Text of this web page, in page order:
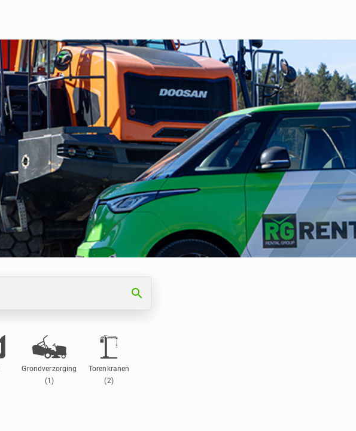
search
Grondverzorging
(1)
Torenkranen
(2)